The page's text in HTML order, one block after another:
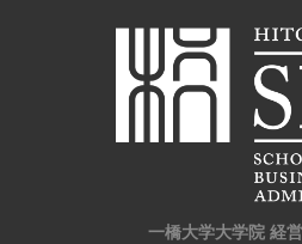
一橋大学大学院 経